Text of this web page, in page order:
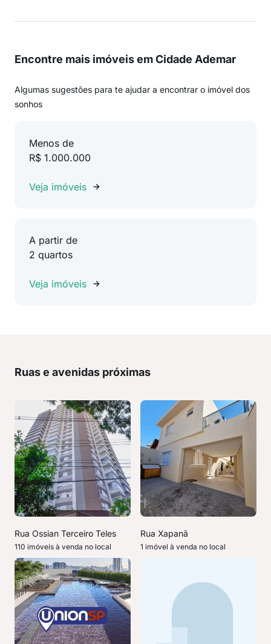
Encontre mais imóveis em Cidade Ademar
Algumas sugestões para te ajudar a encontrar o imóvel dos
sonhos
Menos de
R$ 1.000.000
Veja imóveis
A partir de
2 quartos
Veja imóveis
Ruas e avenidas próximas
Rua Ossian Terceiro Teles
110 imóveis à venda no local
Rua Xapanã
1 imóvel à venda no local